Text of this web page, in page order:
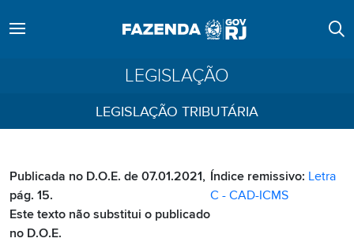
LEGISLAÇÃO
LEGISLAÇÃO TRIBUTÁRIA
Publicada no D.O.E. de 07.01.2021,
pág. 15.
Este texto não substitui o publicado
no D.O.E.
Índice remissivo: Letra
C - CAD-ICMS